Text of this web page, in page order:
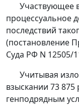
Участвующее
процессуальное
последствий
(постановление
Суда РФ N 12505/
Учитывая
взыскании 73
генподрядным